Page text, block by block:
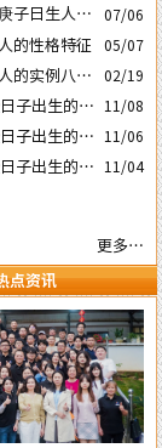
子日生人丙
断的应验结
07/06
的性格特征 05/07
的实例八字
的流年运势
02/19
子出生的人
：‘庚子’
11/08
子出生的人
：‘丙子’
11/06
子出生的人 11/04
更多…
点资讯